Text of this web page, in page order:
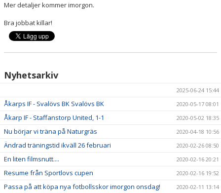
Mer detaljer kommer imorgon.
Bra jobbat killar!
Nyhetsarkiv
2025-06-24 15:44
Åkarps IF - Svalövs BK Svalövs BK 2020-05-17 08:01
Åkarp IF - Staffanstorp United, 1-1 2020-05-02 18:35
Nu börjar vi träna på Naturgräs 2020-04-18 10:56
Ändrad träningstid ikväll 26 februari 2020-02-26 08:50
En liten filmsnutt.... 2020-02-16 20:21
Resume från Sportlovs cupen 2020-02-16 19:52
Passa på att köpa nya fotbollsskor imorgon onsdag! 2020-02-11 13:14